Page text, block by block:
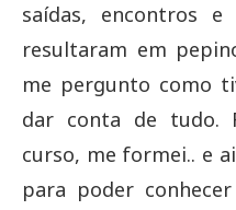
saídas, encontros
resultaram em
me pergunto como
dar conta de tudo.
curso, me formei.. e
para poder